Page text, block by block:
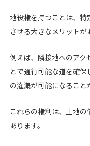
地役権を持つことは、特
させる大きなメリットが
例えば、隣接地へのアク
とで通行可能な道を確
の灌漑が可能になること
これらの権利は、土地
あります。